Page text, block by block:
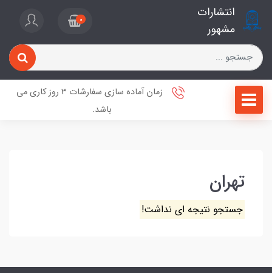
انتشارات
مشهور
0
زمان آماده سازی سفارشات 3 روز کاری می
باشد.
تهران
جستجو نتیجه ای نداشت!